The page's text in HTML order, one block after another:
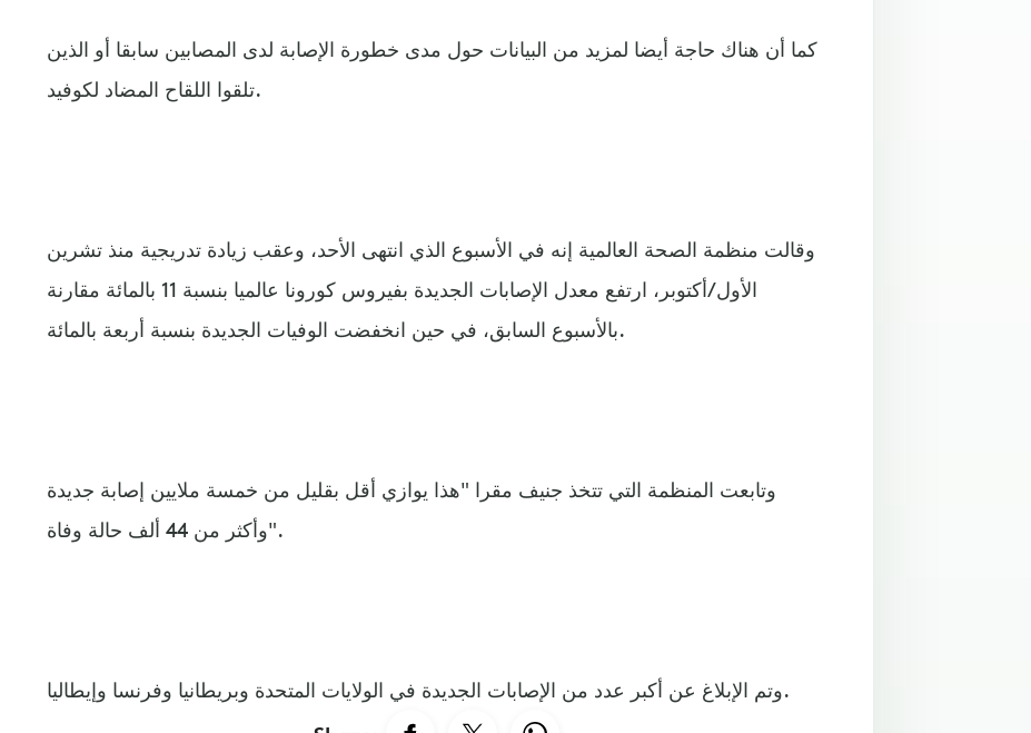
كما أن هناك حاجة أيضا لمزيد من البيانات حول مدى خطورة الإصابة لدى المصابين سابقا أو الذين
تلقوا اللقاح المضاد لكوفيد.
وقالت منظمة الصحة العالمية إنه في الأسبوع الذي انتهى الأحد، وعقب زيادة تدريجية منذ تشرين
الأول/أكتوبر، ارتفع معدل الإصابات الجديدة بفيروس كورونا عالميا بنسبة 11 بالمائة مقارنة
بالأسبوع السابق، في حين انخفضت الوفيات الجديدة بنسبة أربعة بالمائة.
وتابعت المنظمة التي تتخذ جنيف مقرا "هذا يوازي أقل بقليل من خمسة ملايين إصابة جديدة
وأكثر من 44 ألف حالة وفاة".
وتم الإبلاغ عن أكبر عدد من الإصابات الجديدة في الولايات المتحدة وبريطانيا وفرنسا وإيطاليا.